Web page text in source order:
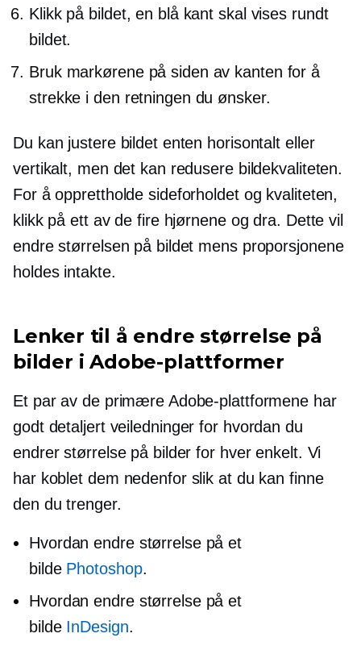
Klikk på bildet, en blå kant skal vises rundt
bildet.
Bruk markørene på siden av kanten for å
strekke i den retningen du ønsker.
Du kan justere bildet enten horisontalt eller
vertikalt, men det kan redusere bildekvaliteten.
For å opprettholde sideforholdet og kvaliteten,
klikk på ett av de fire hjørnene og dra. Dette vil
endre størrelsen på bildet mens proporsjonene
holdes intakte.
Lenker til å endre størrelse på
bilder i Adobe-plattformer
Et par av de primære Adobe-plattformene har
godt detaljertveiledninger for hvordan du
endrer størrelse på bilder for hver enkelt. Vi
har koblet dem nedenfor slik at du kan finne
den du trenger.
Hvordan endre størrelse på et
bilde Photoshop.
Hvordan endre størrelse på et
bilde InDesign.